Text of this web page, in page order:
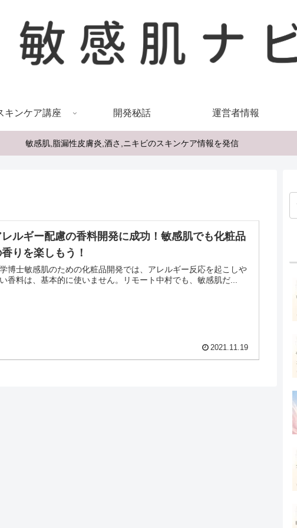
キンケア講座 開発秘話 運営者情報
敏感肌,脂漏性皮膚炎,酒さ,ニキビのスキンケア情報を発信
ルギー配慮の香料開発に成功！敏感肌でも化粧品
りを楽しもう！
博士敏感肌のための化粧品開発では、アレルギー反応を起こしや
香料は、基本的に使いません。リモート中村でも、敏感肌だ...
2021.11.19